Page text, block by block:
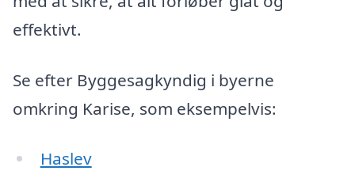
effektivt.
Se efter Byggesagkyndig i byerne
omkring Karise, som eksempelvis:
Haslev